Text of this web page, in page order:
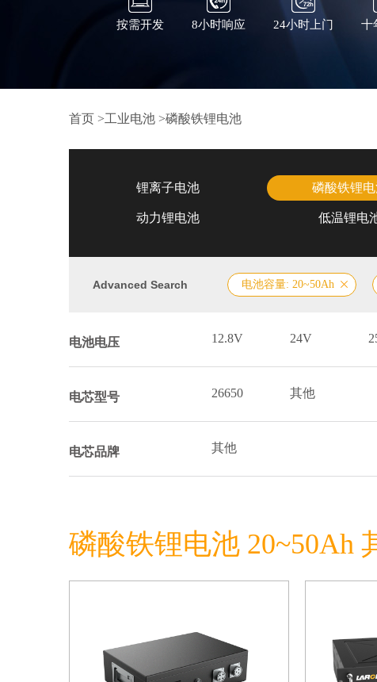
按需开发 8小时响应 24小时上门 十
首页 >工业电池 >磷酸铁锂电池
锂离子电池 磷酸铁锂
动力锂电池 低温锂电
Advanced Search 电池容量: 20~50Ah
电池电压 12.8V 24V
电芯型号 26650 其他
电芯品牌 其他
磷酸铁锂电池 20~50Ah